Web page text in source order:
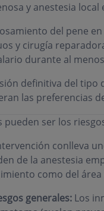
y anestesia
del pene
y cirugía
durante al
definitiva del tipo
las preferencias
pueden ser los
conlleva
de la anestesia
como del
generales:Los